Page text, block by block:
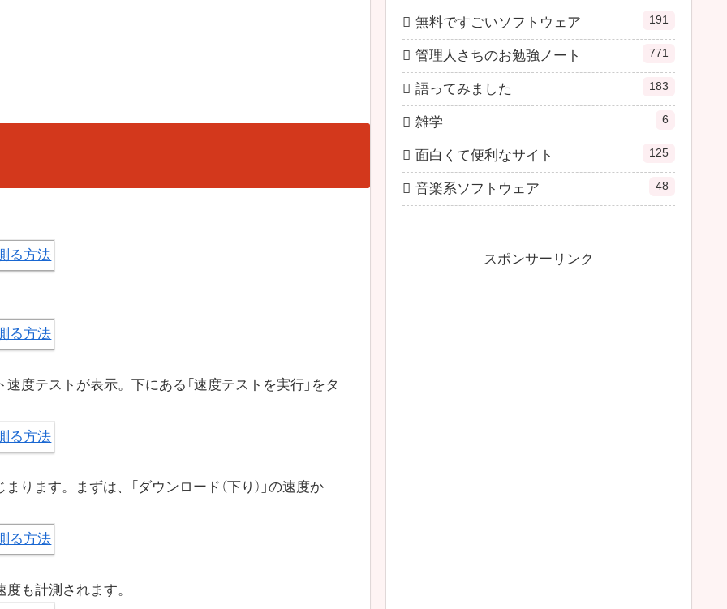
度テストが表示。下にある「速度テストを実行」をタ
ります。まずは、「ダウンロード（下り）」の速度か
度も計測されます。
無料ですごいソフトウェア 191
管理人さちのお勉強ノート 771
語ってみました 183
雑学 6
面白くて便利なサイト 125
音楽系ソフトウェア 48
スポンサーリンク